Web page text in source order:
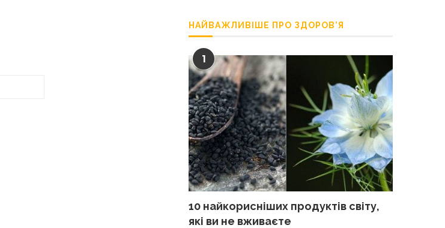
НАЙВАЖЛИВІШЕ ПРО ЗДОРОВ’Я
1
10 найкорисніших продуктів світу,
які ви не вживаєте